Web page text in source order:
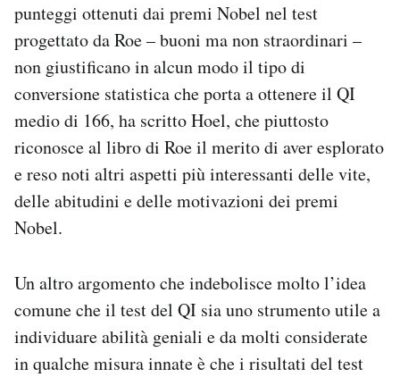
punteggi ottenuti dai premi Nobel nel test
progettato da Roe – buoni ma non straordinari –
non giustificano in alcun modo il tipo di
conversione statistica che porta a ottenere il QI
medio di 166, ha scritto Hoel, che piuttosto
riconosce al libro di Roe il merito di aver esplorato
e reso noti altri aspetti più interessanti delle vite,
delle abitudini e delle motivazioni dei premi
Nobel.
Un altro argomento che indebolisce molto l’idea
comune che il test del QI sia uno strumento utile a
individuare abilità geniali e da molti considerate
in qualche misura innate è che i risultati del test